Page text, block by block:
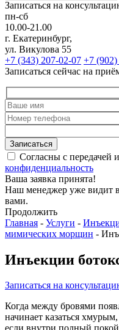
Записаться на
пн-сб
10.00-21.00
г. Екатеринбург,
ул. Викулова 55
+7 (343) 207-02-07 +7
Записаться сейчас на
Согласны с передачей
конфиденциальность
Ваша заявка принята!
Наш менеджер уже видит
вами.
Продолжить
Главная - Услуги -
мимических морщин -
Инъекции
Записаться на
Когда между бровями
начинает казаться